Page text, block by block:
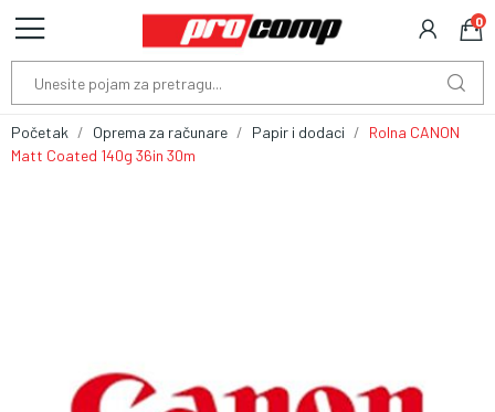
0
Početak Oprema za računare Papir i dodaci
Rolna CANON
Matt Coated 140g 36in 30m